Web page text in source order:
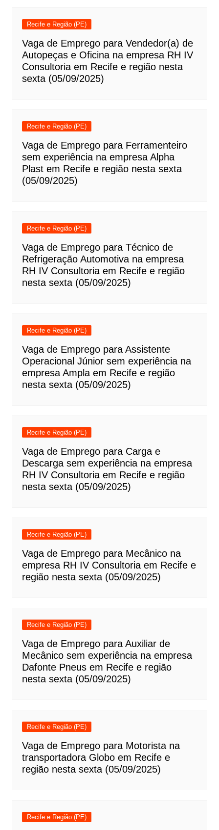
Recife e Região (PE)
Vaga de Emprego para Vendedor(a) de
Autopeças e Oficina na empresa RH IV
Consultoria em Recife e região nesta
sexta (05/09/2025)
Recife e Região (PE)
Vaga de Emprego para Ferramenteiro
sem experiência na empresa Alpha
Plast em Recife e região nesta sexta
(05/09/2025)
Recife e Região (PE)
Vaga de Emprego para Técnico de
Refrigeração Automotiva na empresa
RH IV Consultoria em Recife e região
nesta sexta (05/09/2025)
Recife e Região (PE)
Vaga de Emprego para Assistente
Operacional Júnior sem experiência na
empresa Ampla em Recife e região
nesta sexta (05/09/2025)
Recife e Região (PE)
Vaga de Emprego para Carga e
Descarga sem experiência na empresa
RH IV Consultoria em Recife e região
nesta sexta (05/09/2025)
Recife e Região (PE)
Vaga de Emprego para Mecânico na
empresa RH IV Consultoria em Recife e
região nesta sexta (05/09/2025)
Recife e Região (PE)
Vaga de Emprego para Auxiliar de
Mecânico sem experiência na empresa
Dafonte Pneus em Recife e região
nesta sexta (05/09/2025)
Recife e Região (PE)
Vaga de Emprego para Motorista na
transportadora Globo em Recife e
região nesta sexta (05/09/2025)
Recife e Região (PE)